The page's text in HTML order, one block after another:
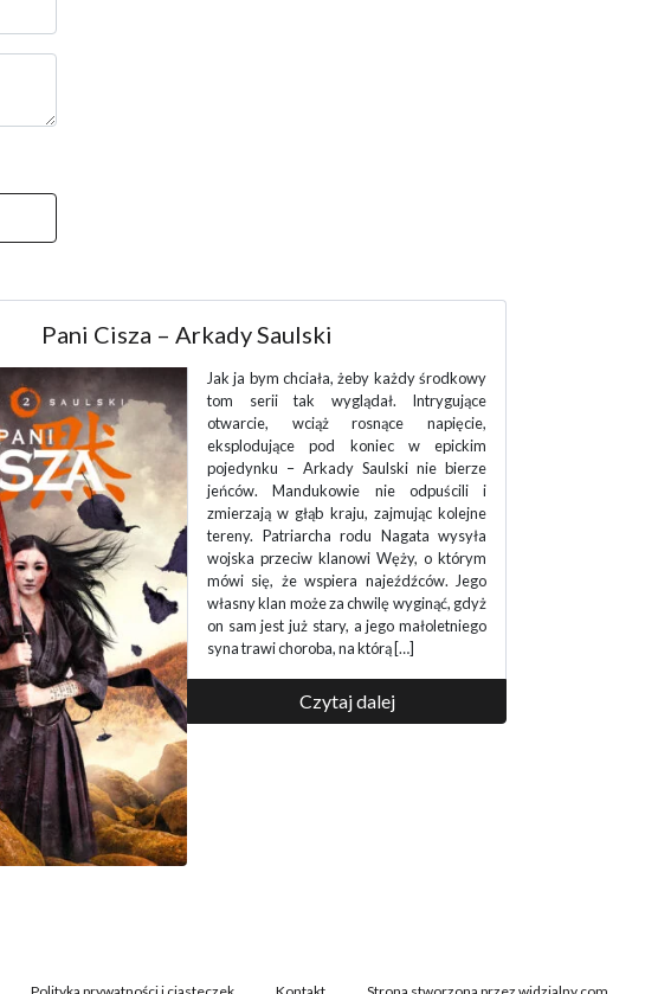
kiedy umrzesz – Angus Watson
„Co tam znowu czytasz?” spytał kolega.
Pokazuję mu książkę. „Hmm, bardzo
filozoficzny tytuł”, zaśmiał się. Nie
powiedziałabym, że filozoficzny, raczej
jest to coś w rodzaju godzenia się z
nieuniknionym losem. Gdyż zdanie
będące tytułem książki – „Umrzesz, kiedy
umrzesz” – bohaterowie wypowiadają w
wielu sytuacjach. Jest ono używane
zamiast „nie bądź beksą”. Ma się wrażenie,
że słowo „beksa” nie istnieje w słowniku
Wikingów. Gdyż niejako o nordyckich
wojownikach jest tu mowa. Wykorzystując
Czytaj dalej